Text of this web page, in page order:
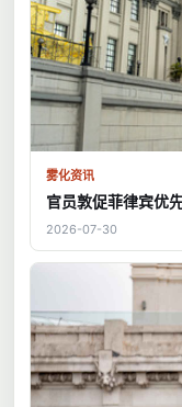
雾化资讯
官员敦促菲律宾优
2026-07-30